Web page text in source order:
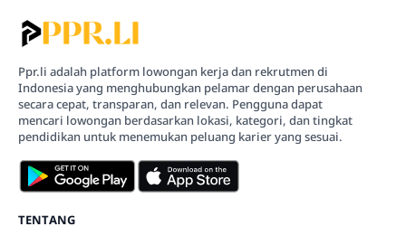
Ppr.li adalah platform lowongan kerja dan rekrutmen di
Indonesia yang menghubungkan pelamar dengan perusahaan
secara cepat, transparan, dan relevan. Pengguna dapat
mencari lowongan berdasarkan lokasi, kategori, dan tingkat
pendidikan untuk menemukan peluang karier yang sesuai.
TENTANG